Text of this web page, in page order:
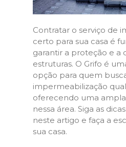
Contratar o serviço de
certo para sua casa é
garantir a proteção e a
estruturas. O Grifo é
opção para quem
impermeabilização
oferecendo uma
nessa área. Siga as
neste artigo e faça a
sua casa.